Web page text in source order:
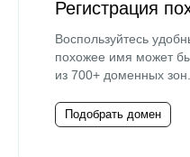
Регистрация
Воспользуйтесь
похожее имя может
из 700+ доменных зон.
Подобрать домен